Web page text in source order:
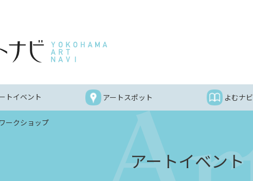
トイベント アートスポット よむナビ
ワークショップ
アートイベント